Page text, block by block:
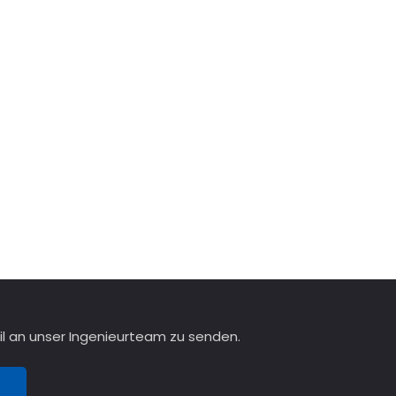
an unser Ingenieurteam zu senden.